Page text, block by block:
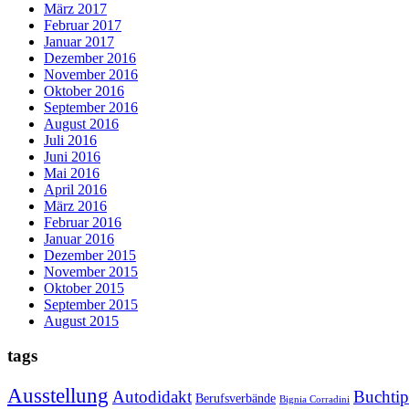
März 2017
Februar 2017
Januar 2017
Dezember 2016
November 2016
Oktober 2016
September 2016
August 2016
Juli 2016
Juni 2016
Mai 2016
April 2016
März 2016
Februar 2016
Januar 2016
Dezember 2015
November 2015
Oktober 2015
September 2015
August 2015
tags
Ausstellung Autodidakt Berufsverbände Bignia Corradini